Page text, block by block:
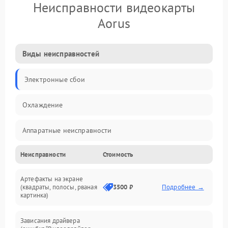
Неисправности видеокарты
Aorus
Виды неисправностей
Электронные сбои
Охлаждение
Аппаратные неисправности
Перегрев и термопроблемы
Видео
Неисправности Стоимость
Артефакты на экране
(квадраты, полосы, рваная
картинка)
3500 ₽ Подробнее →
Зависания драйвера